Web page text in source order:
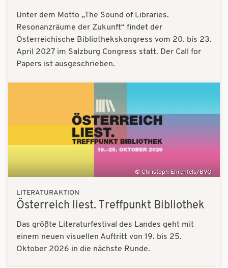
Unter dem Motto „The Sound of Libraries.
Resonanzräume der Zukunft“ findet der
Österreichische Bibliothekskongress vom 20. bis 23.
April 2027 im Salzburg Congress statt. Der Call for
Papers ist ausgeschrieben.
Christoph Ehrenfels/BVÖ
LITERATURAKTION
Österreich liest. Treffpunkt Bibliothek
Das größte Literaturfestival des Landes geht mit
einem neuen visuellen Auftritt von 19. bis 25.
Oktober 2026 in die nächste Runde.